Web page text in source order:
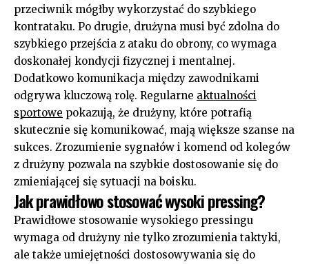
przeciwnik mógłby wykorzystać do szybkiego
kontrataku. Po drugie, drużyna musi być zdolna do
szybkiego przejścia z ataku do obrony, co wymaga
doskonałej kondycji fizycznej i mentalnej.
Dodatkowo komunikacja między zawodnikami
odgrywa kluczową rolę. Regularne aktualności
sportowe pokazują, że drużyny, które potrafią
skutecznie się komunikować, mają większe szanse na
sukces. Zrozumienie sygnałów i komend od kolegów
z drużyny pozwala na szybkie dostosowanie się do
zmieniającej się sytuacji na boisku.
Jak prawidłowo stosować wysoki pressing?
Prawidłowe stosowanie wysokiego pressingu
wymaga od drużyny nie tylko zrozumienia taktyki,
ale także umiejętności dostosowywania się do